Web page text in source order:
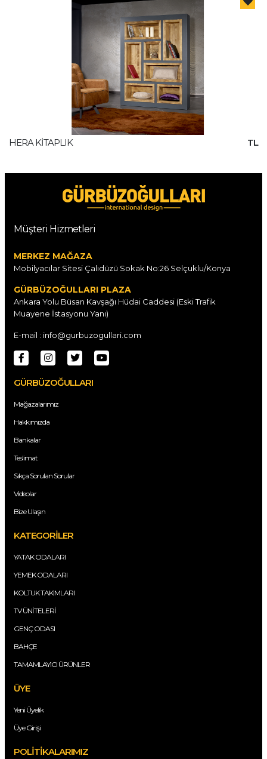
HERA KİTAPLIK TL
Müşteri Hizmetleri
MERKEZ MAĞAZA
Mobilyacılar Sitesi Çalıdüzü Sokak No:26 Selçuklu/Konya
GÜRBÜZOĞULLARI PLAZA
Ankara Yolu Büsan Kavşağı Hüdai Caddesi (Eski Trafik
Muayene İstasyonu Yanı)
E-mail : info@gurbuzogullari.com
GÜRBÜZOĞULLARI
Mağazalarımız
Hakkımızda
Bankalar
Teslimat
Sıkça Sorulan Sorular
Videolar
Bize Ulaşın
KATEGORİLER
YATAK ODALARI
YEMEK ODALARI
KOLTUK TAKIMLARI
TV ÜNİTELERİ
GENÇ ODASI
BAHÇE
TAMAMLAYICI ÜRÜNLER
ÜYE
Yeni Üyelik
Üye Girişi
POLİTİKALARIMIZ